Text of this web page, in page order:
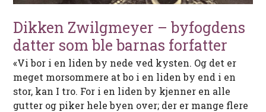
Dikken Zwilgmeyer – byfogdens
datter som ble barnas forfatter
«Vi bor i en liden by nede ved kysten. Og det er
meget morsommere at bo i en liden by end i en
stor, kan I tro. For i en liden by kjenner en alle
gutter og piker hele byen over; der er mange flere